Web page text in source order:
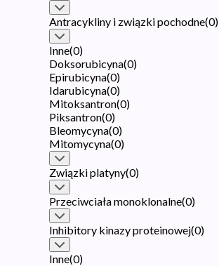
Antracykliny i związki pochodne(0)
Inne(0)
Doksorubicyna(0)
Epirubicyna(0)
Idarubicyna(0)
Mitoksantron(0)
Piksantron(0)
Bleomycyna(0)
Mitomycyna(0)
Związki platyny(0)
Przeciwciała monoklonalne(0)
Inhibitory kinazy proteinowej(0)
Inne(0)